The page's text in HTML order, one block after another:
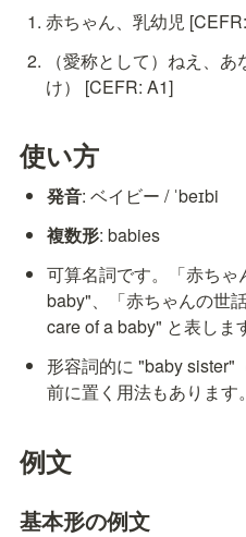
赤ちゃん、乳幼児
（愛称として）ねえ、
け） [CEFR: A1]
使い方
発音: ベイビー / ˈbeɪbi
複数形: babies
可算名詞です。「赤ち
baby"、「赤ちゃんの世
care of a baby" と表しま
形容詞的に "baby sister"
前に置く用法もあります。
例文
基本形の例文